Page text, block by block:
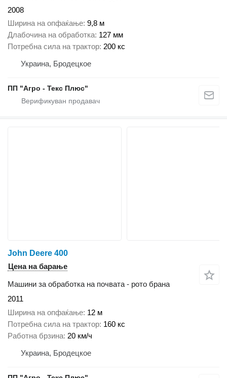
2008
Ширина на опфаќање 9,8 м
Длабочина на обработка 127 мм
Потребна сила на трактор 200 кс
Украина, Бродецкое
ПП "Агро - Текс Плюс"
John Deere 400
Цена на барање
Машини за обработка на почвата - рото брана
2011
Ширина на опфаќање 12 м
Потребна сила на трактор 160 кс
Работна брзина 20 км/ч
Украина, Бродецкое